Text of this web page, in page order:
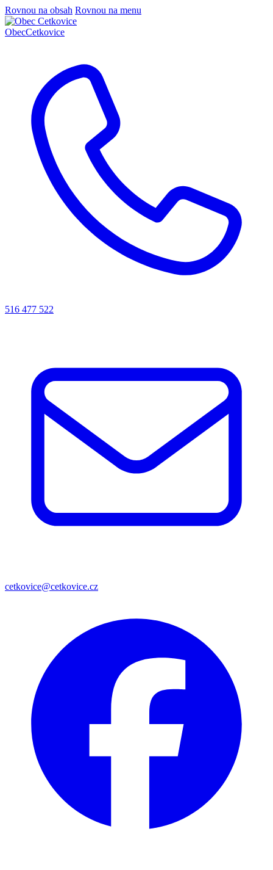
Rovnou na obsah Rovnou na menu
ObecCetkovice
516 477 522
cetkovice@cetkovice.cz